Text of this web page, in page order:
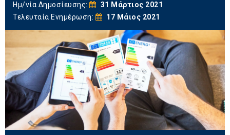
Ημ/νία Δημοσίευσης:
31 Μάρτιος 2021
Τελευταία Ενημέρωση:
17 Μάιος 2021